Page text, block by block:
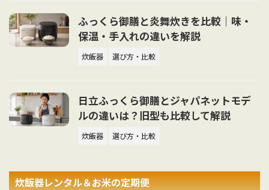
ふっくら御膳と炎舞炊きを比較｜味・
保温・手入れの違いを解説
炊飯器 選び方・比較
日立ふっくら御膳とジャパネットモデ
ルの違いは？旧型も比較して解説
炊飯器 選び方・比較
炊飯器レンタル＆お米の定期便